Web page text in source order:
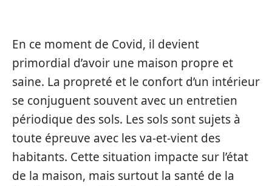
En ce moment de Covid, il devient
primordial d’avoir une maison propre et
saine. La propreté et le confort d’un intérieur
se conjuguent souvent avec un entretien
périodique des sols. Les sols sont sujets à
toute épreuve avec les va-et-vient des
habitants. Cette situation impacte sur l’état
de la maison, mais surtout la santé de la